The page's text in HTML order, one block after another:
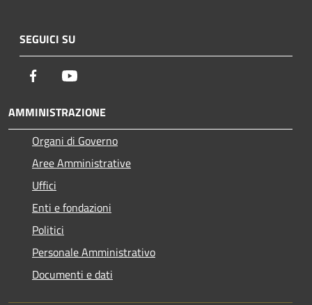
SEGUICI SU
Facebook
AMMINISTRAZIONE
Organi di Governo
Aree Amministrative
Uffici
Enti e fondazioni
Politici
Personale Amministrativo
Documenti e dati